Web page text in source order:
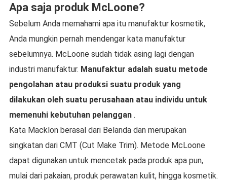
Apa saja produk McLoone?
Sebelum Anda memahami apa itu manufaktur kosmetik,
Anda mungkin pernah mendengar kata manufaktur
sebelumnya. McLoone sudah tidak asing lagi dengan
industri manufaktur. Manufaktur adalah suatu metode
pengolahan atau produksi suatu produk yang
dilakukan oleh suatu perusahaan atau individu untuk
memenuhi kebutuhan pelanggan.
Kata Macklon berasal dari Belanda dan merupakan
singkatan dari CMT (Cut Make Trim). Metode McLoone
dapat digunakan untuk mencetak pada produk apa pun,
mulai dari pakaian, produk perawatan kulit, hingga kosmetik.